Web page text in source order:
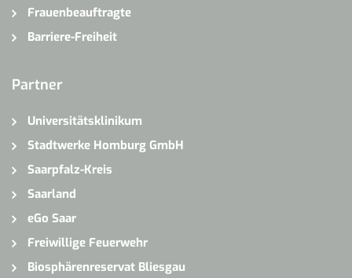
Frauenbeauftragte
Barriere-Freiheit
Partner
Universitätsklinikum
Stadtwerke Homburg GmbH
Saarpfalz-Kreis
Saarland
eGo Saar
Freiwillige Feuerwehr
Biosphärenreservat Bliesgau